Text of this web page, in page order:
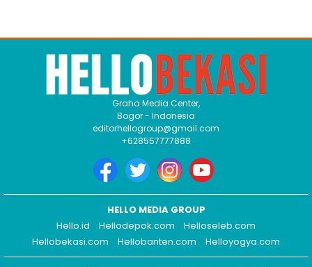
Graha Media Center,
Bogor - Indonesia
editorhellogroup@gmail.com
+628557777888
HELLO MEDIA GROUP
Hello.id
Hellodepok.com
Helloseleb.com
Hellobekasi.com
Hellobanten.com Helloyogya.com